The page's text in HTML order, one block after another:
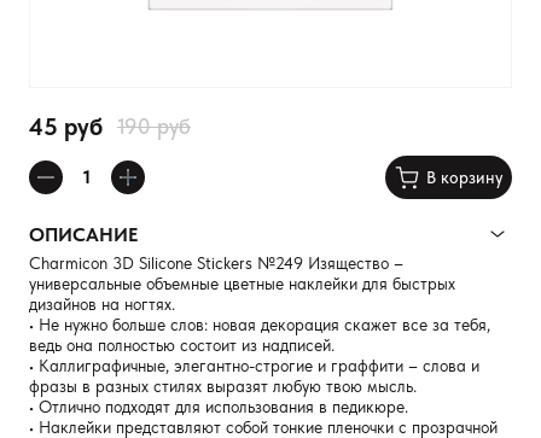
45 руб 190 руб
В корзину
ОПИСАНИЕ
Charmicon 3D Silicone Stickers №249 Изящество –
универсальные объемные цветные наклейки для быстрых
дизайнов на ногтях.
• Не нужно больше слов: новая декорация скажет все за тебя,
ведь она полностью состоит из надписей.
• Каллиграфичные, элегантно-строгие и граффити – слова и
фразы в разных стилях выразят любую твою мысль.
• Отлично подходят для использования в педикюре.
• Наклейки представляют собой тонкие пленочки с прозрачной